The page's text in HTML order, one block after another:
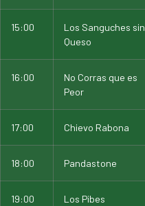
15:00
Los Sanguches sin
Queso
16:00
No Corras que es
Peor
17:00 Chievo Rabona
18:00 Pandastone
19:00 Los Pibes